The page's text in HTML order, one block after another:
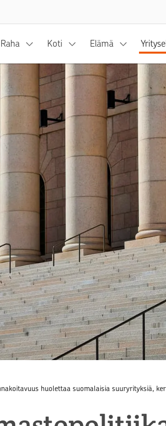
Raha Koti Elämä
huolettaa suomalaisia suuryrityksiä,